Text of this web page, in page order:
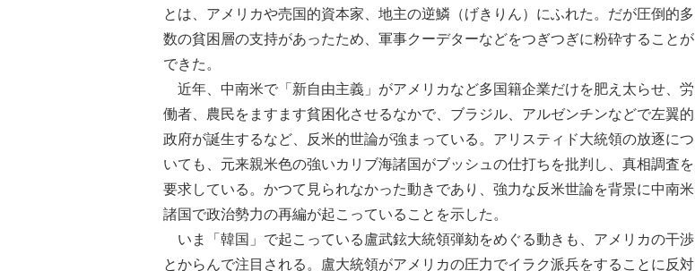
とは、アメリカや売国的資本家、地主の逆鱗（げきりん）にふれた。だが圧倒的多
数の貧困層の支持があったため、軍事クーデターなどをつぎつぎに粉砕することが
できた。
近年、中南米で「新自由主義」がアメリカなど多国籍企業だけを肥え太らせ、労
働者、農民をますます貧困化させるなかで、ブラジル、アルゼンチンなどで左翼的
政府が誕生するなど、反米的世論が強まっている。アリスティド大統領の放逐につ
いても、元来親米色の強いカリブ海諸国がブッシュの仕打ちを批判し、真相調査を
要求している。かつて見られなかった動きであり、強力な反米世論を背景に中南米
諸国で政治勢力の再編が起こっていることを示した。
いま「韓国」で起こっている盧武鉉大統領弾劾をめぐる動きも、アメリカの干渉
とからんで注目される。盧大統領がアメリカの圧力でイラク派兵をすることに反対